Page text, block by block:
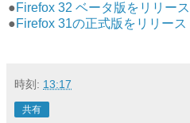
●Firefox 32 ベータ版をリリース
●Firefox 31の正式版をリリース
時刻: 13:17
共有